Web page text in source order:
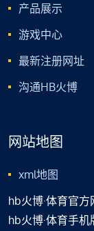
产品展示
游戏中心
最新注册网址
沟通HB火博
网站地图
xml地图
hb火博·体育官方
hb火博·体育手机